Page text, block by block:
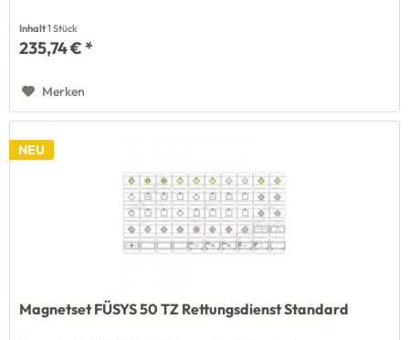
Inhalt1 Stück
235,74 € *
Merken
NEU
Magnetset FÜSYS 50 TZ Rettungsdienst Standard